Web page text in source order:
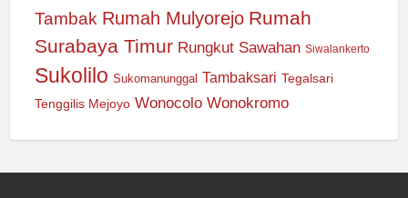
Tambak Rumah Mulyorejo Rumah
Surabaya Timur Rungkut Sawahan Siwalankerto
Sukolilo Sukomanunggal Tambaksari Tegalsari
Tenggilis Mejoyo Wonocolo Wonokromo